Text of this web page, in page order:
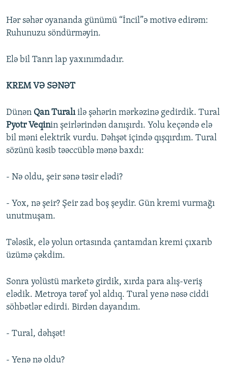
Hər səhər oyananda günümü “İncil”ə motivə edirəm:
Ruhunuzu söndürməyin.
Elə bil Tanrı lap yaxınımdadır.
KREM VƏ SƏNƏT
Dünən Qan Turalıilə şəhərin mərkəzinə gedirdik. Tural
Pyotr Veqinin şeirlərindən danışırdı. Yolu keçəndə elə
bil məni elektrik vurdu. Dəhşət içində qışqırdım. Tural
sözünü kəsib təəccüblə mənə baxdı:
- Nə oldu, şeir sənə təsir elədi?
- Yox, nə şeir? Şeir zad boş şeydir. Gün kremi vurmağı
unutmuşam.
Tələsik, elə yolun ortasında çantamdan kremi çıxarıb
üzümə çəkdim.
Sonra yolüstü marketə girdik, xırda para alış-veriş
elədik. Metroya tərəf yol aldıq. Tural yenə nəsə ciddi
söhbətlər edirdi. Birdən dayandım.
- Tural, dəhşət!
- Yenə nə oldu?